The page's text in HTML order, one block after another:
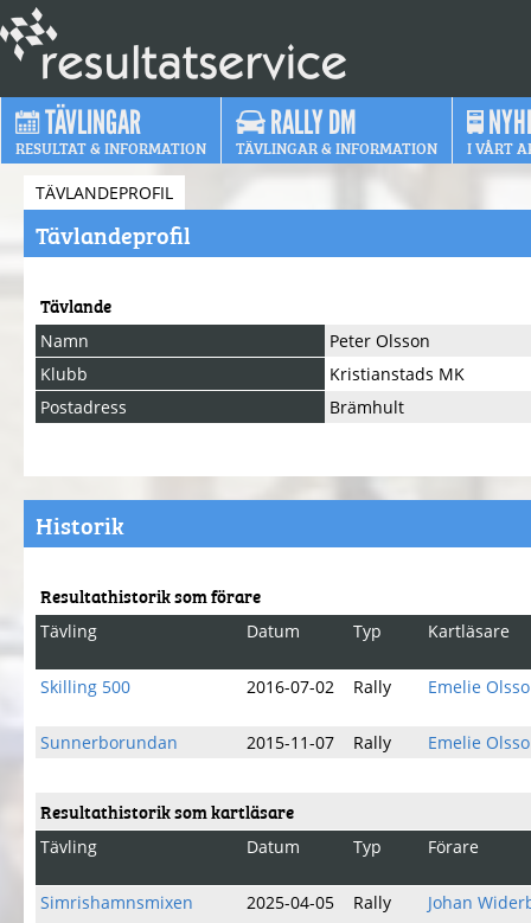
TÄVLINGAR
RESULTAT & INFORMATION
RALLY DM
TÄVLINGAR & INFORMATION I VÅRT
TÄVLANDEPROFIL
Tävlandeprofil
Tävlande
Namn
Peter Olsson
Klubb
Kristianstads MK
Postadress
Brämhult
Historik
Resultathistorik som förare
Tävling Datum Typ Kartläsare
Skilling 500 2016-07-02 Rally Emelie
Sunnerborundan 2015-11-07 Rally Emelie
Resultathistorik som kartläsare
Tävling Datum Typ Förare
Simrishamnsmixen 2025-04-05 Rally Johan